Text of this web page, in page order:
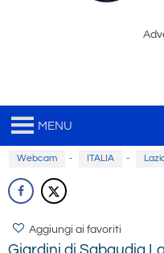
MENU
Webcam - ITALIA -
Aggiungi ai favoriti
Giardini di Sabaudia